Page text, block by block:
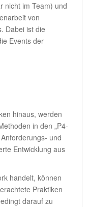
nicht im Team) und
von
Dabei ist die
Events der
hinaus, werden
in den „P4-
und
Entwicklung aus
handelt, können
Praktiken
darauf zu